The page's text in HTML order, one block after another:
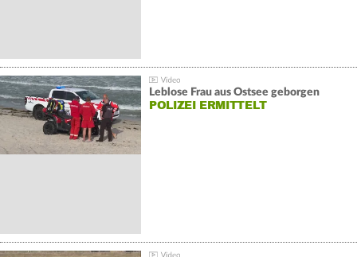
Leblose Frau aus Ostsee geborgen
POLIZEI ERMITTELT